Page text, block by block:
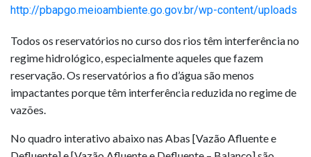
http://pbapgo.meioambiente.go.gov.br/wp-content/uploads
Todos os reservatórios no curso dos rios têm interferência no
regime hidrológico, especialmente aqueles que fazem
reservação. Os reservatórios a fio d’água são menos
impactantes porque têm interferência reduzida no regime de
vazões.
No quadro interativo abaixo nas Abas [Vazão Afluente e